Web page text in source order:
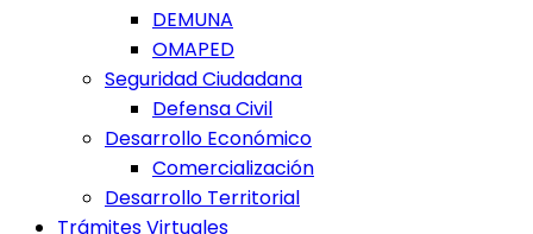
DEMUNA
OMAPED
Seguridad Ciudadana
Defensa Civil
Desarrollo Económico
Comercialización
Desarrollo Territorial
Trámites Virtuales